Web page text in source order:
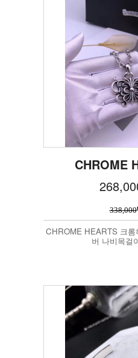
CHROME
338,000
CHROME HEARTS 크롬
버 나비목걸